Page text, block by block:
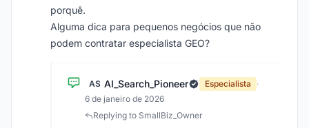
porquê.
Alguma dica para pequenos negócios que não
podem contratar especialista GEO?
AS AI_Search_Pioneer Especialista
·
6 de janeiro de 2026
Replying to SmallBiz_Owner